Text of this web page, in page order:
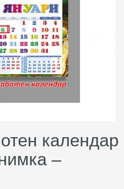
календар
–